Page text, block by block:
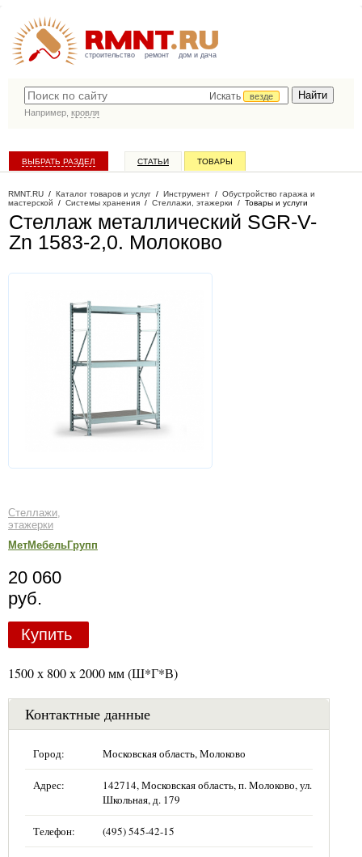
строительство ремонт дом и дача
Искать
везде
Например, кровля
ВЫБРАТЬ РАЗДЕЛ СТАТЬИ ТОВАРЫ
RMNT.RU / Каталог товаров и услуг / Инструмент / Обустройство гаража и
мастерской / Системы хранения / Стеллажи, этажерки / Товары и услуги
Стеллаж металлический SGR-V-
Zn 1583-2,0. Молоково
Стеллажи,
этажерки
МетМебельГрупп
20 060
руб.
Купить
1500 х 800 х 2000 мм (Ш*Г*В)
Контактные данные
Город: Московская область, Молоково
Адрес:
142714, Московская область, п. Молоково, ул.
Школьная, д. 179
Телефон: (495) 545-42-15